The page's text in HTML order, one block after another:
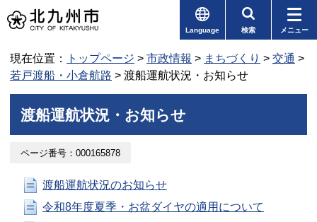
Language 検索 メニュー
現在位置： トップページ > 市政情報 > まちづくり > 交通 >
若戸渡船・小倉航路 > 渡船運航状況・お知らせ
渡船運航状況・お知らせ
ページ番号：000165878
渡船運航状況のお知らせ
令和8年度夏季・お盆ダイヤの適用について